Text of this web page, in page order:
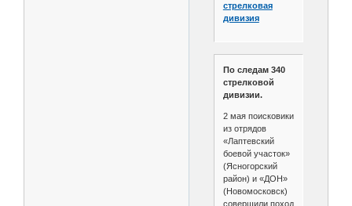
стрелковая
дивизия
По следам 340
стрелковой
дивизии.
2 мая поисковики
из отрядов
«Лаптевский
боевой участок»
(Ясногорский
район) и «ДОН»
(Новомосковск)
совершили поход